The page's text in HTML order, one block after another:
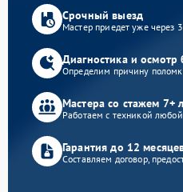
Срочный выезд
Мастер приедет уже через
Диагностика и осмотр
Определим причину
Мастера со стажем 7+
Работаем с техникой
Гарантия до 12
Составляем договор,